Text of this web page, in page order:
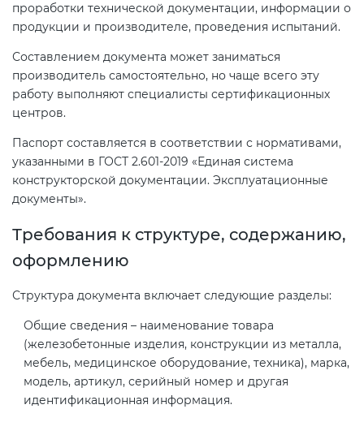
проработки технической документации, информации о
продукции и производителе, проведения испытаний.
Составлением документа может заниматься
производитель самостоятельно, но чаще всего эту
работу выполняют специалисты сертификационных
центров.
Паспорт составляется в соответствии с нормативами,
указанными в ГОСТ 2.601-2019 «Единая система
конструкторской документации. Эксплуатационные
документы».
Требования к структуре, содержанию,
оформлению
Структура документа включает следующие разделы:
Общие сведения – наименование товара
(железобетонные изделия, конструкции из металла,
мебель, медицинское оборудование, техника), марка,
модель, артикул, серийный номер и другая
идентификационная информация.
019)
Действующие технические
регламенты